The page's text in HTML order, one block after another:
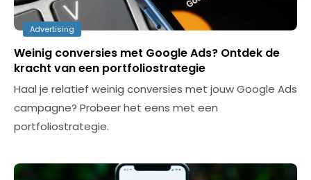
Advertising
Weinig conversies met Google Ads? Ontdek de
kracht van een portfoliostrategie
Haal je relatief weinig conversies met jouw Google Ads
campagne? Probeer het eens met een
portfoliostrategie.